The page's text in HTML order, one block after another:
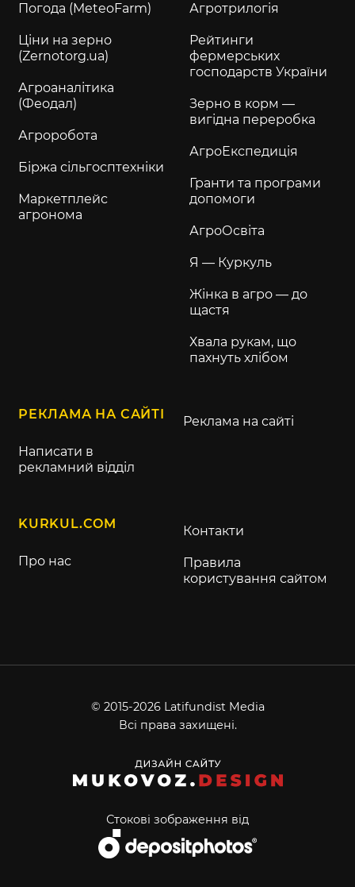
Погода (MeteoFarm)
Ціни на зерно
(Zernotorg.ua)
Агроаналітика
(Феодал)
Агроробота
Біржа сільгосптехніки
Маркетплейс
агронома
Агротрилогія
Рейтинги
фермерських
господарств України
Зерно в корм —
вигідна переробка
АгроЕкспедиція
Гранти та програми
допомоги
АгроОсвіта
Я — Куркуль
Жінка в агро — до
щастя
Хвала рукам, що
пахнуть хлібом
РЕКЛАМА НА САЙТІ
Написати в
рекламний відділ
Реклама на сайті
KURKUL.COM
Про нас
Контакти
Правила
користування сайтом
© 2015-2026 Latifundist Media
Всі права захищені.
Стокові зображення від